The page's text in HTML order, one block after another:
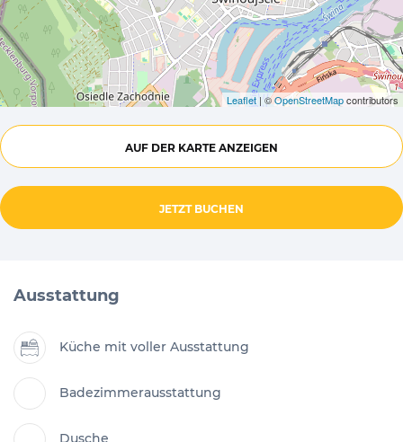
Leaflet | ©OpenStreetMapcontributors
AUF DER KARTE ANZEIGEN
JETZT BUCHEN
Ausstattung
Küche mit voller Ausstattung
Badezimmerausstattung
Dusche